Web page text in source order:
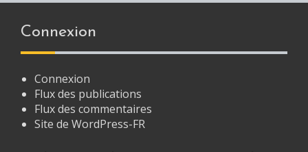
Connexion
Connexion
Flux des publications
Flux des commentaires
Site de WordPress-FR